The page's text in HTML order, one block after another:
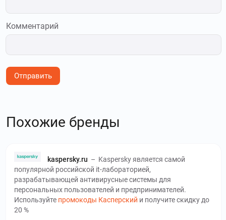
Комментарий
Отправить
Похожие бренды
kaspersky.ru – Kaspersky является самой
популярной российской it-лабораторией,
разрабатывающей антивирусные системы для
персональных пользователей и предпринимателей.
Используйте промокоды Касперский и получите скидку до
20 %